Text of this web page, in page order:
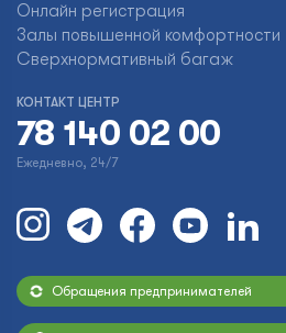
Онлайн регистрация
Залы повышенной комфортности
Сверхнормативный багаж
КОНТАКТ ЦЕНТР
78 140 02 00
Ежедневно, 24/7
Обращения предпринимателей